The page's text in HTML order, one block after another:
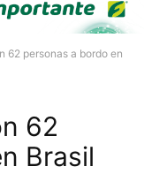
62 personas a bordo en
62
Brasil